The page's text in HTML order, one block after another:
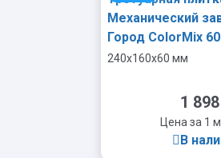
Механический
Город ColorMix
240x160x60 мм
1 898
Цена за 1
В